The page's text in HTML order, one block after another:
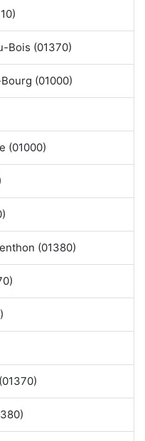
Bois (01370)
(01000)
(01000)
(01380)